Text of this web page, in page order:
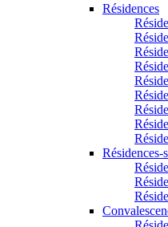
Résidences
Résidences-